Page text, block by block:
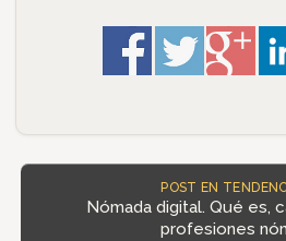
POST EN
Nómada digital. Qué es,
profesiones